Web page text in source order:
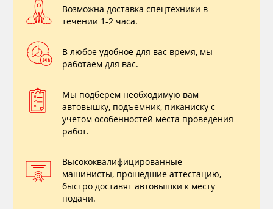
Возможна доставка спецтехники в
течении 1-2 часа.
В любое удобное для вас время, мы
работаем для вас.
Мы подберем необходимую вам
автовышку, подъемник, пиканиску с
учетом особенностей места проведения
работ.
Высококвалифицированные
машинисты, прошедшие аттестацию,
быстро доставят автовышки к месту
подачи.